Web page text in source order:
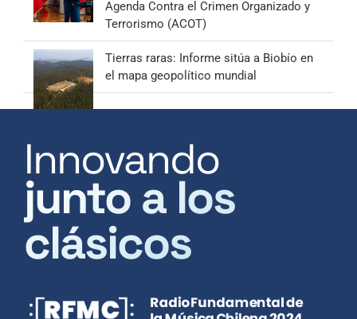
Agenda Contra el Crimen Organizado y
Terrorismo (ACOT)
Tierras raras: Informe sitúa a Biobío en
el mapa geopolítico mundial
Innovando
junto a los
clásicos